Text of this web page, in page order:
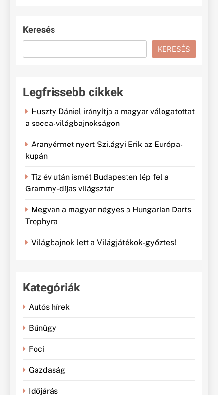
Keresés
KERESÉS
Legfrissebb cikkek
Huszty Dániel irányítja a magyar válogatottat
a socca-világbajnokságon
Aranyérmet nyert Szilágyi Erik az Európa-
kupán
Tíz év után ismét Budapesten lép fel a
Grammy-díjas világsztár
Megvan a magyar négyes a Hungarian Darts
Trophyra
Világbajnok lett a Világjátékok-győztes!
Kategóriák
Autós hírek
Bűnügy
Foci
Gazdaság
Időjárás